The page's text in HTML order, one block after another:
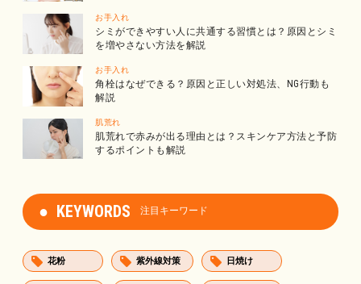
お手入れ
シミができやすい人に共通する習慣とは？原因とシミ
を増やさない方法を解説
お手入れ
角栓はなぜできる？原因と正しい対処法、NG行動も
解説
肌荒れ
肌荒れで赤みが出る理由とは？スキンケア方法と予防
するポイントも解説
KEYWORDS 注目キーワード
花粉 紫外線対策 日焼け